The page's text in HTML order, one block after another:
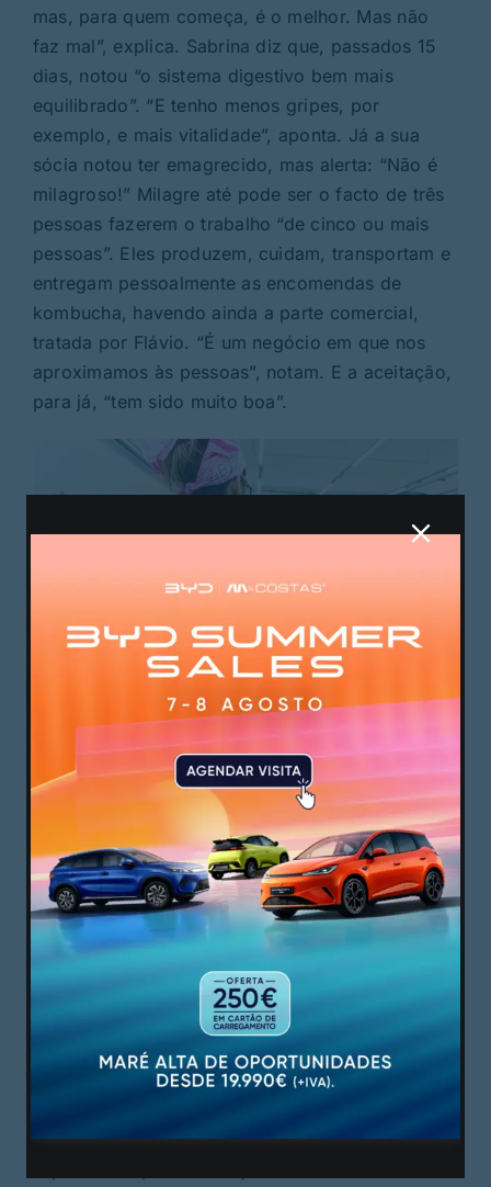
mas, para quem começa, é o melhor. Mas não
faz mal”, explica. Sabrina diz que, passados 15
dias, notou “o sistema digestivo bem mais
equilibrado”. “E tenho menos gripes, por
exemplo, e mais vitalidade”, aponta. Já a sua
sócia notou ter emagrecido, mas alerta: “Não é
milagroso!” Milagre até pode ser o facto de três
pessoas fazerem o trabalho “de cinco ou mais
pessoas”. Eles produzem, cuidam, transportam e
entregam pessoalmente as encomendas de
kombucha, havendo ainda a parte comercial,
tratada por Flávio. “É um negócio em que nos
aproximamos às pessoas”, notam. E a aceitação,
para já, “tem sido muito boa”.
© João Bastos/ Mais Guimarães
Não existe um grande número de pesquisas e
evidências científicas que provem que a bebida
seja, realmente, uma aposta certa para uma vida
mais saudável; ainda assim, a história da
kombucha levanta o véu sobre o que ainda falta
explorar, mas é preciso olhá-la com cuidado. Lê-
se, internet fora, que a bebida terá sido bastante
popular no Japão, por volta de 415 d.C.,
principalmente com o imperador Ingyo, que teria
problemas digestivos. Contudo, a história da
kombucha escreveu-se, oficialmente, a partir do
Depois, com a 1.ª Guerra Mindial, a bebida